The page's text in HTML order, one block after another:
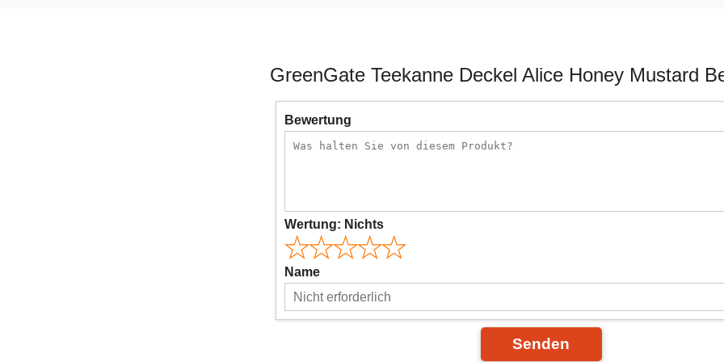
GreenGate Teekanne Deckel Alice Honey Mustard
Bewertung
Wertung: Nichts
Name
Senden